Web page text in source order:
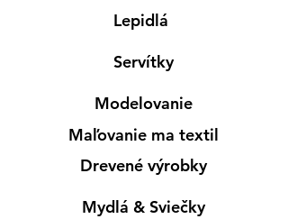
Lepidlá
Servítky
Modelovanie
Maľovanie ma textil
Drevené výrobky
Mydlá & Sviečky